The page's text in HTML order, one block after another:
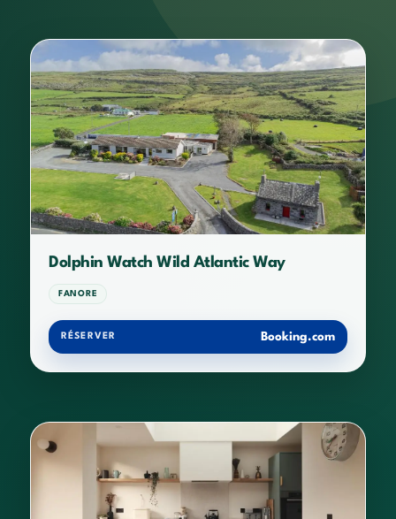
Dolphin Watch Wild Atlantic Way
FANORE
RÉSERVER Booking.com